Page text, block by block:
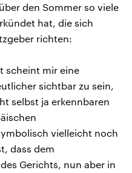
den Sommer so viele
hat, die sich
richten:
scheint mir eine
sichtbar zu sein,
selbst ja erkennbaren
vielleicht noch
dass dem
Gerichts, nun aber in